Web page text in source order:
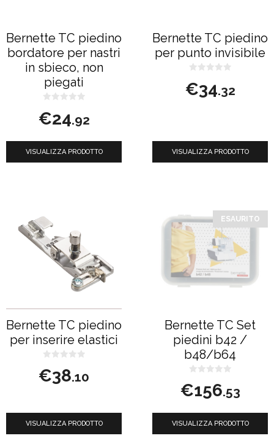
Bernette TC piedino
bordatore per nastri
in sbieco, non
piegati
s
u
€24.92
VISUALIZZA PRODOTTO
Bernette TC piedino
per punto invisibile
s
u
€34.32
VISUALIZZA PRODOTTO
Bernette TC piedino
per inserire elastici
s
u
€38.10
VISUALIZZA PRODOTTO
ESAURITO
Bernette TC Set
piedini b42 /
b48/b64
s
u
€156.53
VISUALIZZA PRODOTTO